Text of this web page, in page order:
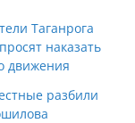
Таганрога
наказать
движения
разбили